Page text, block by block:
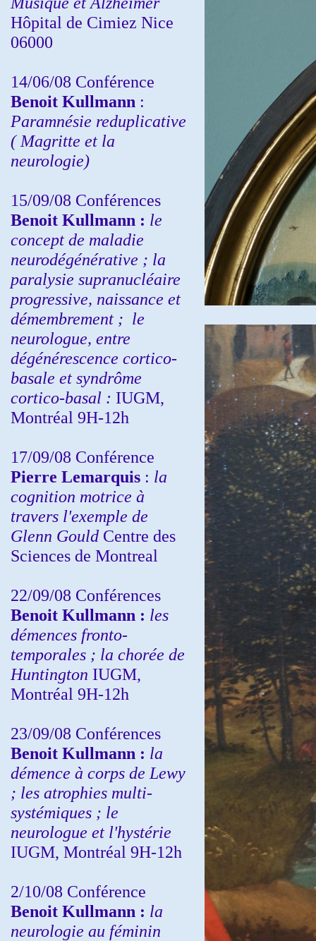
Hôpital de Cimiez Nice
06000
14/06/08 Conférence
Benoit Kullmann :
Paramnésie reduplicative
( Magritte et la
neurologie)
15/09/08 Conférences
Benoit Kullmann : le
concept de maladie
neurodégénérative ; la
paralysie supranucléaire
progressive, naissance et
démembrement ; le
neurologue, entre
dégénérescence cortico-
basale et syndrôme
cortico-basal : IUGM,
Montréal 9H-12h
17/09/08 Conférence
Pierre Lemarquis : la
cognition motrice à
travers l'exemple de
Glenn Gould Centre des
Sciences de Montreal
22/09/08 Conférences
Benoit Kullmann : les
démences fronto-
temporales ; la chorée de
Huntington IUGM,
Montréal 9H-12h
23/09/08 Conférences
Benoit Kullmann : la
démence à corps de Lewy
; les atrophies multi-
systémiques ; le
neurologue et l'hystérie
IUGM, Montréal 9H-12h
2/10/08 Conférence
Benoit Kullmann : la
neurologie au féminin